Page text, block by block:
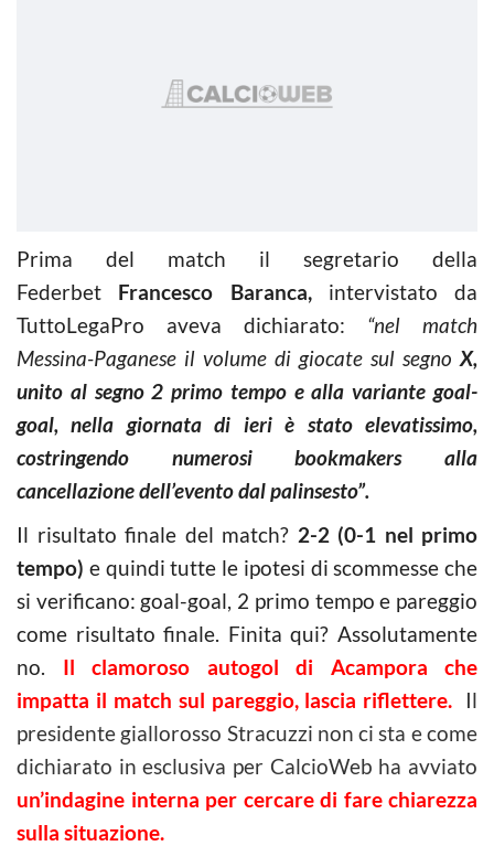
Prima del match il segretario della
Federbet Francesco Baranca, intervistato da
TuttoLegaPro aveva dichiarato: “nel match
Messina-Paganese il volume di giocate sul segno X,
unito al segno 2 primo tempo e alla variante goal-
goal, nella giornata di ieri è stato elevatissimo,
costringendo numerosi bookmakers alla
cancellazione dell’evento dal palinsesto”.
Il risultato finale del match? 2-2 (0-1 nel primo
tempo) e quindi tutte le ipotesi di scommesse che
si verificano: goal-goal, 2 primo tempo e pareggio
come risultato finale. Finita qui? Assolutamente
no. Il clamoroso autogol di Acampora che
impatta il match sul pareggio, lascia riflettere.
Il
presidente giallorosso Stracuzzi non ci sta e come
dichiarato in esclusiva per CalcioWeb ha avviato
un’indagine interna per cercare di fare chiarezza
sulla situazione.